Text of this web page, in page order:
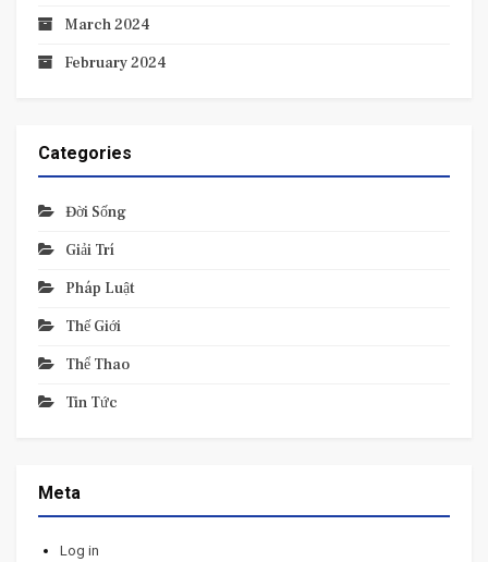
March 2024
February 2024
Categories
Đời Sống
Giải Trí
Pháp Luật
Thế Giới
Thể Thao
Tin Tức
Meta
Log in